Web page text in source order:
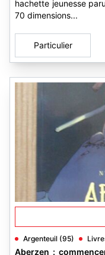
hachette jeunesse
70 dimensions...
Particulier
Argenteuil (95)
Aberzen :